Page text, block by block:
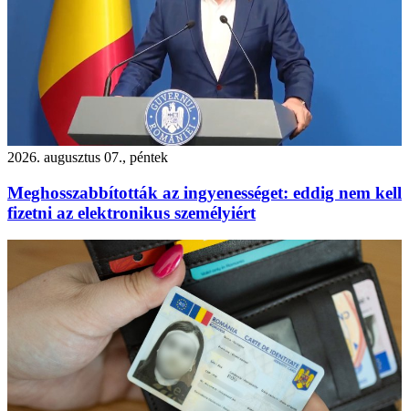
2026. augusztus 07., péntek
Meghosszabbították az ingyenességet: eddig nem kell
fizetni az elektronikus személyiért